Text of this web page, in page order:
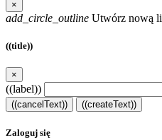
×
add_circle_outline Utwórz nową
((title))
×
((label))
((cancelText)) ((createText))
Zaloguj się